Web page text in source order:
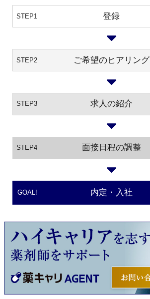
STEP1 登録
STEP2 ご希望のヒアリング
STEP3 求人の紹介
STEP4 面接日程の調整
GOAL! 内定・入社